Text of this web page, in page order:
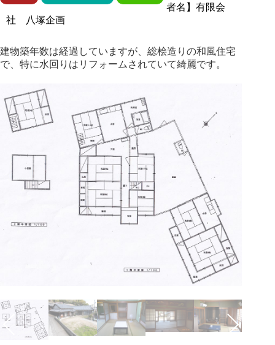
者名】有限会
社 八塚企画
建物築年数は経過していますが、総桧造りの和風住宅
で、特に水回りはリフォームされていて綺麗です。